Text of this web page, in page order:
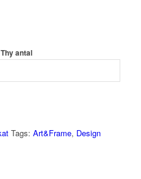
antal
Tags: Art&Frame, Design